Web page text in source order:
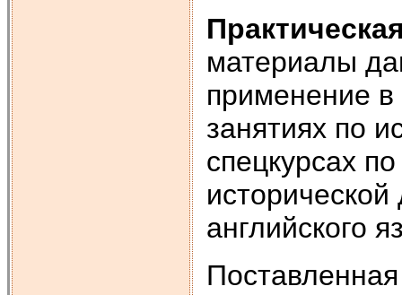
материалы
применение в
занятиях по
спецкурсах
исторической
английского